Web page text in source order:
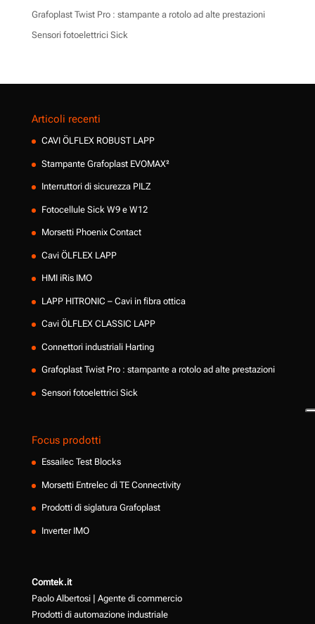
Grafoplast Twist Pro : stampante a rotolo ad alte prestazioni
Sensori fotoelettrici Sick
Articoli recenti
CAVI ÖLFLEX ROBUST LAPP
Stampante Grafoplast EVOMAX²
Interruttori di sicurezza PILZ
Fotocellule Sick W9 e W12
Morsetti Phoenix Contact
Cavi ÖLFLEX LAPP
HMI iRis IMO
LAPP HITRONIC – Cavi in fibra ottica
Cavi ÖLFLEX CLASSIC LAPP
Connettori industriali Harting
Grafoplast Twist Pro : stampante a rotolo ad alte prestazioni
Sensori fotoelettrici Sick
Focus prodotti
Essailec Test Blocks
Morsetti Entrelec di TE Connectivity
Prodotti di siglatura Grafoplast
Inverter IMO
Comtek.it
Paolo Albertosi | Agente di commercio
Prodotti di automazione industriale